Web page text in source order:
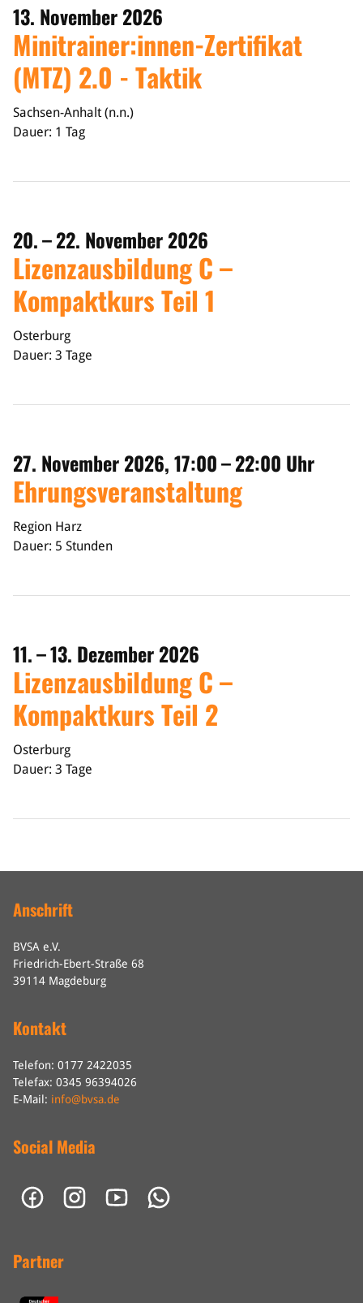
13. November 2026
Minitrainer:innen-Zertifikat
(MTZ) 2.0 - Taktik
Sachsen-Anhalt (n.n.)
Dauer: 1 Tag
20. – 22. November 2026
Lizenzausbildung C –
Kompaktkurs Teil 1
Osterburg
Dauer: 3 Tage
27. November 2026, 17:00 – 22:00 Uhr
Ehrungsveranstaltung
Region Harz
Dauer: 5 Stunden
11. – 13. Dezember 2026
Lizenzausbildung C –
Kompaktkurs Teil 2
Osterburg
Dauer: 3 Tage
Anschrift
BVSA e.V.
Friedrich-Ebert-Straße 68
39114 Magdeburg
Kontakt
Telefon: 0177 2422035
Telefax: 0345 96394026
E-Mail: info@bvsa.de
Social Media
Partner